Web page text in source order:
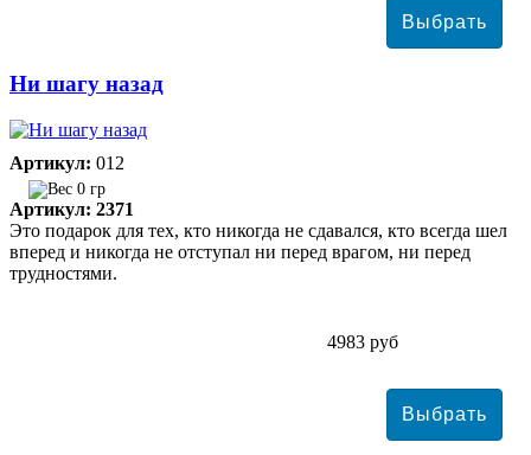
Ни шагу назад
Артикул: 012
0 гр
Артикул: 2371
Это подарок для тех, кто никогда не сдавался, кто всегда шел
вперед и никогда не отступал ни перед врагом, ни перед
трудностями.
4983 руб